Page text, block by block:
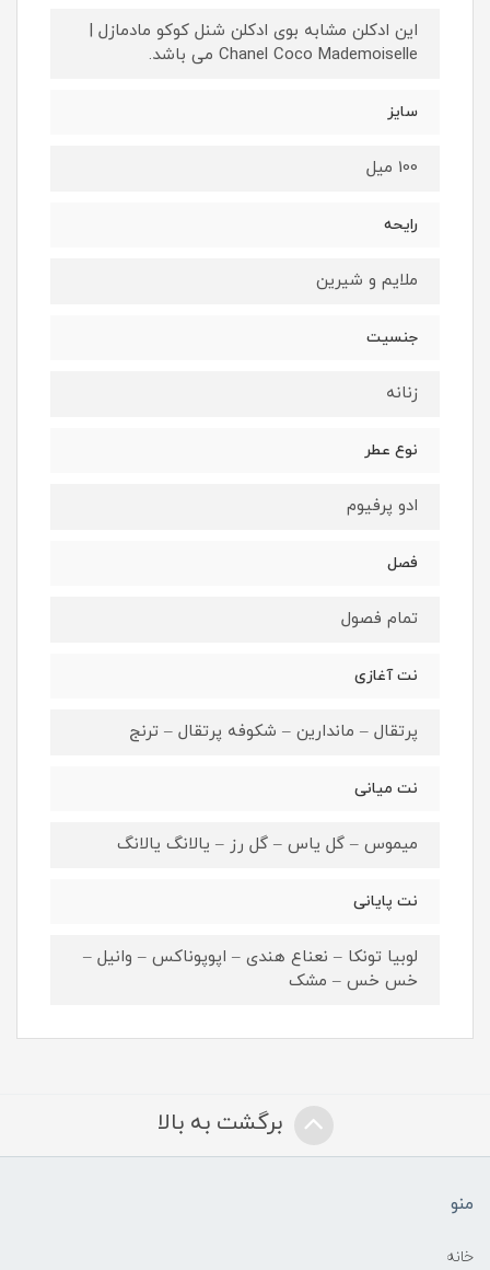
این ادکلن مشابه بوی ادکلن شنل کوکو مادمازل |
Chanel Coco Mademoiselle می باشد.
سایز
100 میل
رایحه
ملایم و شیرین
جنسیت
زنانه
نوع عطر
ادو پرفیوم
فصل
تمام فصول
نت آغازی
پرتقال – ماندارین – شکوفه پرتقال – ترنج
نت میانی
میموس – گل یاس – گل رز – یالانگ یالانگ
نت پایانی
لوبیا تونکا – نعناع هندی – اپوپوناکس – وانیل –
خس خس – مشک
برگشت به بالا
منو
خانه